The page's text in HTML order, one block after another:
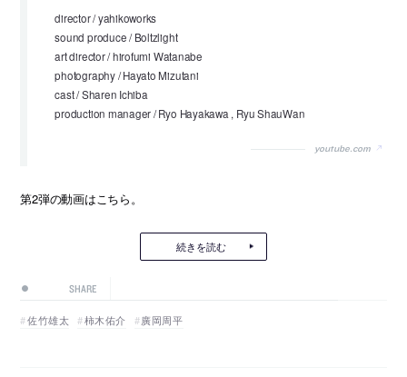
director / yahikoworks
sound produce / Boltzlight
art director / hirofumi Watanabe
photography / Hayato Mizutani
cast / Sharen Ichiba
production manager / Ryo Hayakawa , Ryu ShauWan
youtube.com
第2弾の動画はこちら。
続きを読む
SHARE
佐竹雄太 柿木佑介 廣岡周平